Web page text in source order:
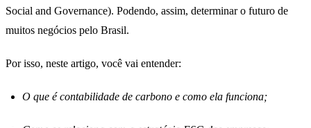
Social and Governance). Podendo, assim, determinar o futuro de
muitos negócios pelo Brasil.
Por isso, neste artigo, você vai entender:
O que é contabilidade de carbono e como ela funciona;